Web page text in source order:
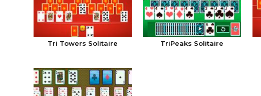
Tri Towers Solitaire TriPeaks Solitaire